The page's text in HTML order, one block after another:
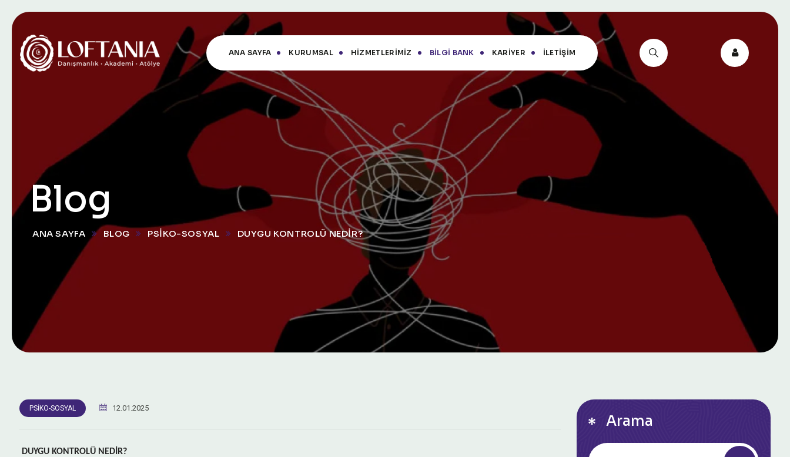
ANA SAYFA KURUMSAL HIZMETLERIMIZ BILGI BANK KARIYER İLETIŞIM
Blog
ANA SAYFA BLOG PSIKO-SOSYAL DUYGU KONTROLÜ NEDİR?
PSIKO-SOSYAL 12.01.2025
DUYGU KONTROLÜ NEDİR?
Arama